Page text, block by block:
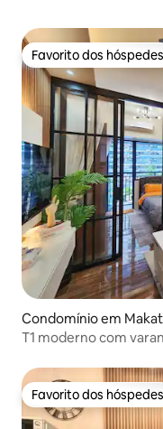
Favorito dos hóspedes
Favorito dos hóspedes
Condomínio em
T1 moderno com
Favorito dos hóspedes
Favorito dos hóspedes